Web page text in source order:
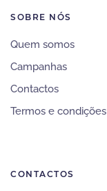
SOBRE NÓS
Quem somos
Campanhas
Contactos
Termos e condições
CONTACTOS